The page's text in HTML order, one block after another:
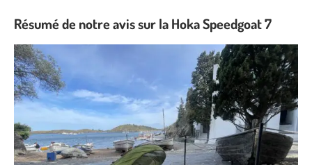
Résumé de notre avis sur la Hoka Speedgoat 7